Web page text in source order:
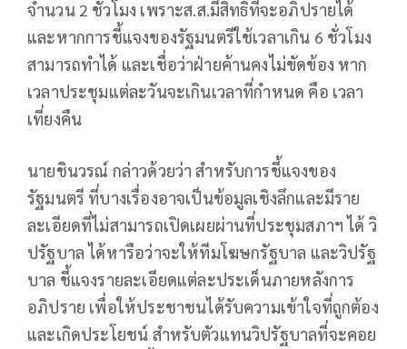
จำนวน 2 ชั่วโมง เพราะส.ส.มีสิทธิที่จะอภิปรายได้
และหากการชี้แจงของรัฐมนตรีใช้เวลาเกิน 6 ชั่วโมง
สามารถทำได้ และเชื่อว่าฝ่ายค้านคงไม่ขัดข้อง หาก
เวลาประชุมแต่ละวันจะเกินเวลาที่กำหนด คือ เวลา
เที่ยงคืน
นายชินวรณ​์ กล่าวด้วยว่า สำหรับการชี้แจงของ
รัฐมนตรี ที่บางเรื่องอาจเป็นข้อมูลเชิงลึกและมีราย
ละเอียดที่ไม่สามารถเปิดเผยผ่านที่ประชุมสภาฯ ได้ วิ
ปรัฐบาล ได้หารือว่าจะให้ทีมโฆษกรัฐบาล และวิปรัฐ
บาล ชี้แจงรายละเอียดแต่ละประเด็นภายหลังการ
อภิปราย เพื่อให้ประชาชนได้รับความเข้าใจที่ถูกต้อง
และเกิดประโยชน์ สำหรับตัวแทนวิปรัฐบาลที่จะคอย